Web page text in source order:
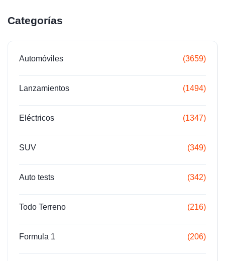
Categorías
Automóviles (3659)
Lanzamientos (1494)
Eléctricos (1347)
SUV (349)
Auto tests (342)
Todo Terreno (216)
Formula 1 (206)